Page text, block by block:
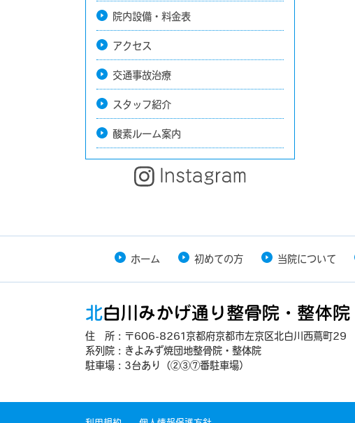
院内設備・料金表
アクセス
交通事故治療
スタッフ紹介
酸素ルーム案内
ホーム 初めての方 当院について
住 所：〒606-8261京都府京都市左京区北白川西蔦町29
系列院：きよみず焼団地整骨院・整体院
駐車場：3台あり（②③⑦番駐車場）